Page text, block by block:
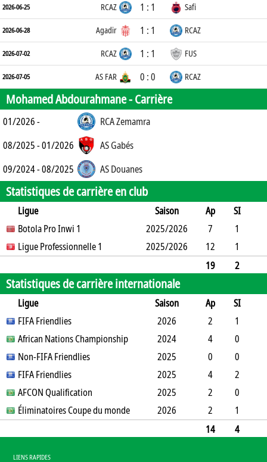
2026-06-25 RCAZ 1 : 1 Safi
2026-06-28 Agadir 1 : 1 RCAZ
2026-07-02 RCAZ 1 : 1 FUS
2026-07-05 AS FAR 0 : 0 RCAZ
Mohamed Abdourahmane -Carrière
01/2026 -
RCA Zemamra
08/2025 - 01/2026
AS Gabés
09/2024 - 08/2025
AS Douanes
Statistiques de carrière en club
Ligue Saison Ap
SI
SO
B B 2J CR Min
Botola Pro Inwi 1 2025/2026 7
1
1
6 1 0 0 499
Ligue Professionnelle 1 2025/2026 12
1
98519
2
1
7 1 1 3 0 1
Statistiques de carrière internationale
Ligue Saison Ap
SI
SO
B B CR Min
FIFA Friendlies 2026 2
1
0
3 0 0 0 0 146
African Nations Championship 2024 4
0
0
0 0 0 360
Non-FIFA Friendlies 2025 0
0
0
1 0 0
FIFA Friendlies 2025 4
2
0
2 0 0 188
AFCON Qualification 2025 2
0
0
2 0 0 0 0 180
Éliminatoires Coupe du monde 2026 2
1
14514
4
LIENS RAPIDES